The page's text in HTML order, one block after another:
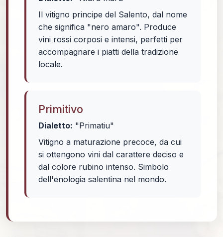
Il vitigno principe del Salento, dal nome
che significa "nero amaro". Produce
vini rossi corposi e intensi, perfetti per
accompagnare i piatti della tradizione
locale.
Primitivo
Dialetto: "Primatiu"
Vitigno a maturazione precoce, da cui
si ottengono vini dal carattere deciso e
dal colore rubino intenso. Simbolo
dell'enologia salentina nel mondo.